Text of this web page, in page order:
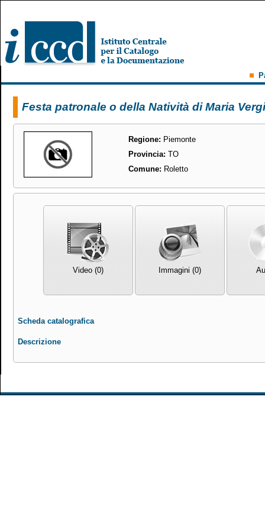
Festa patronale o della Natività di Maria
Regione: Piemonte
Provincia: TO
Comune: Roletto
Video (0) Immagini (0)
Scheda catalografica
Descrizione